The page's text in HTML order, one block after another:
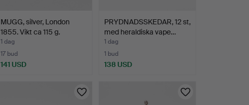
MUGG, silver, London
1855. Vikt ca 115 g.
1 dag
17 bud
141 USD
PRYDNADSSKEDAR, 12 st,
med heraldiska vape…
1 dag
1 bud
138 USD